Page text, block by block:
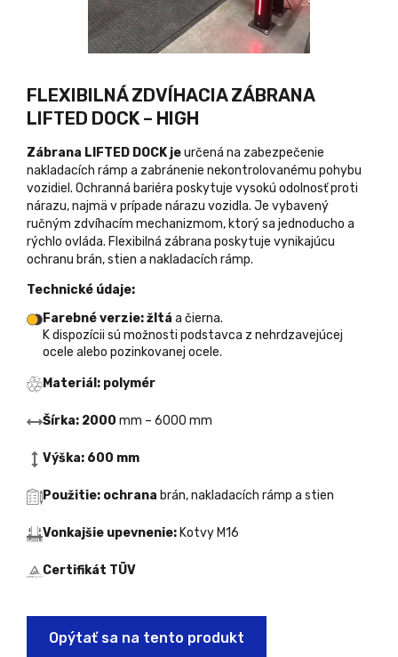
FLEXIBILNÁ ZDVÍHACIA ZÁBRANA
LIFTED DOCK – HIGH
Zábrana LIFTED DOCK jeurčená na zabezpečenie
nakladacích rámp a zabránenie nekontrolovanému pohybu
vozidiel. Ochranná bariéra poskytuje vysokú odolnosť proti
nárazu, najmä v prípade nárazu vozidla. Je vybavený
ručným zdvíhacím mechanizmom, ktorý sa jednoducho a
rýchlo ovláda. Flexibilná zábrana poskytuje vynikajúcu
ochranu brán, stien a nakladacích rámp.
Technické údaje:
Farebné verzie: žltá a čierna.
K dispozícii sú možnosti podstavca z nehrdzavejúcej
ocele alebo pozinkovanej ocele.
Materiál: polymér
Šírka: 2000 mm – 6000 mm
Výška: 600 mm
Použitie: ochrana brán, nakladacích rámp a stien
Vonkajšie upevnenie: Kotvy M16
Certifikát TÜV
Opýtať sa na tento produkt